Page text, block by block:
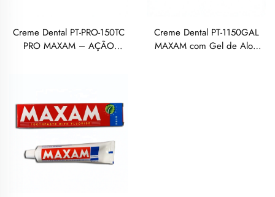
Creme Dental PT-PRO-150TC
PRO MAXAM – AÇÃO
Creme Dental PT-1150GAL
MAXAM com Gel de Aloe